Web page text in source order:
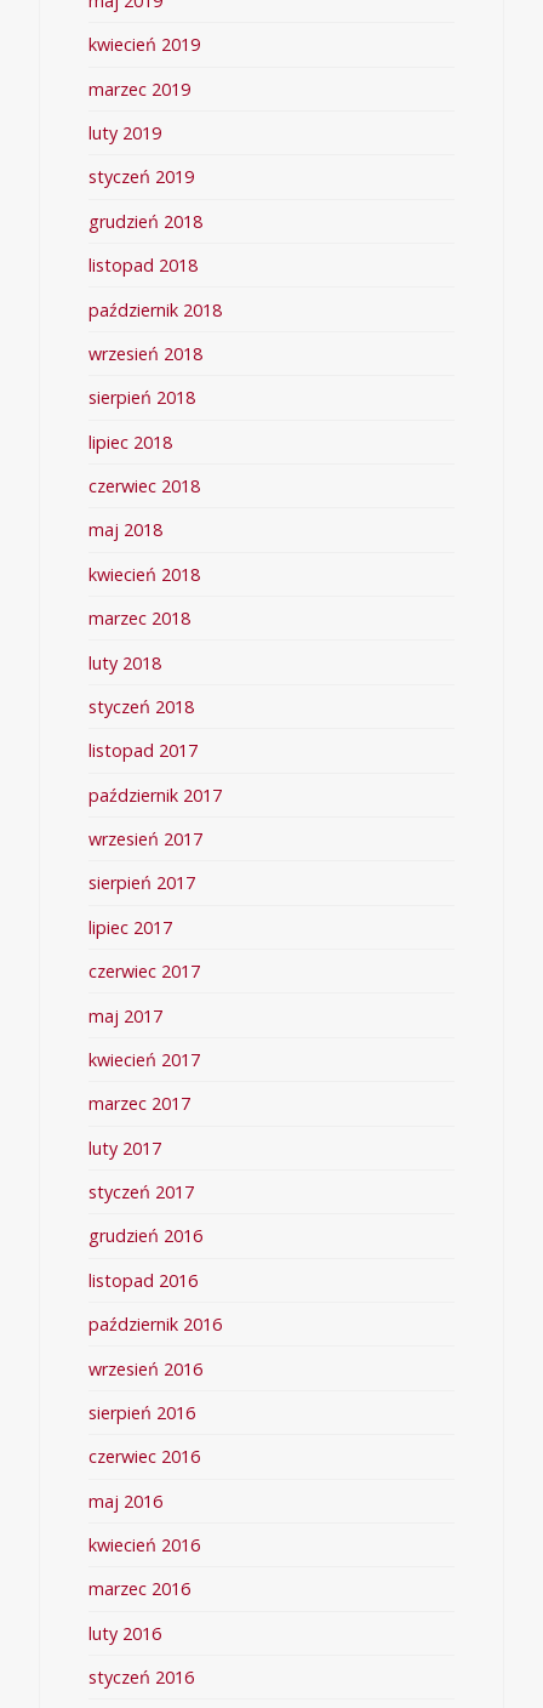
kwiecień 2019
marzec 2019
luty 2019
styczeń 2019
grudzień 2018
listopad 2018
październik 2018
wrzesień 2018
sierpień 2018
lipiec 2018
czerwiec 2018
maj 2018
kwiecień 2018
marzec 2018
luty 2018
styczeń 2018
listopad 2017
październik 2017
wrzesień 2017
sierpień 2017
lipiec 2017
czerwiec 2017
maj 2017
kwiecień 2017
marzec 2017
luty 2017
styczeń 2017
grudzień 2016
listopad 2016
październik 2016
wrzesień 2016
sierpień 2016
czerwiec 2016
maj 2016
kwiecień 2016
marzec 2016
luty 2016
styczeń 2016